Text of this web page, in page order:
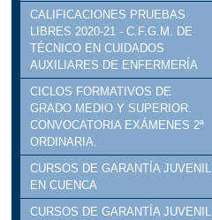
CALIFICACIONES PRUEBAS
LIBRES 2020-21 - C.F.G.M. DE
TÉCNICO EN CUIDADOS
AUXILIARES DE ENFERMERÍA
CICLOS FORMATIVOS DE
GRADO MEDIO Y SUPERIOR.
CONVOCATORIA EXÁMENES 2ª
ORDINARIA.
CURSOS DE GARANTÍA JUVENIL
EN CUENCA
CURSOS DE GARANTÍA JUVENIL